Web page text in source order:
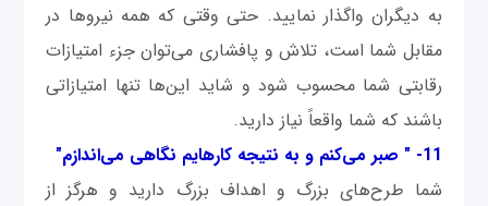
به دیگران واگذار نمایید. حتی وقتی که همه نیروها در
مقابل شما است، تلاش و پافشاری می‌توان جزء امتیازات
رقابتی شما محسوب شود و شاید این‌ها تنها امتیازاتی
باشند که شما واقعاً نیاز دارید.
11- " صبر می‌کنم و به نتیجه کارهایم نگاهی می‌اندازم"
شما طرح‌های بزرگ و اهداف بزرگ دارید و هرگز از